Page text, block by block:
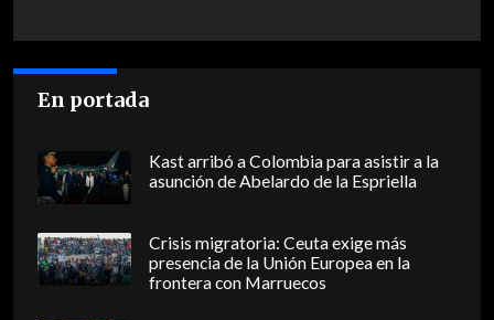
En portada
Kast arribó a Colombia para asistir a la
asunción de Abelardo de la Espriella
Crisis migratoria: Ceuta exige más
presencia de la Unión Europea en la
frontera con Marruecos